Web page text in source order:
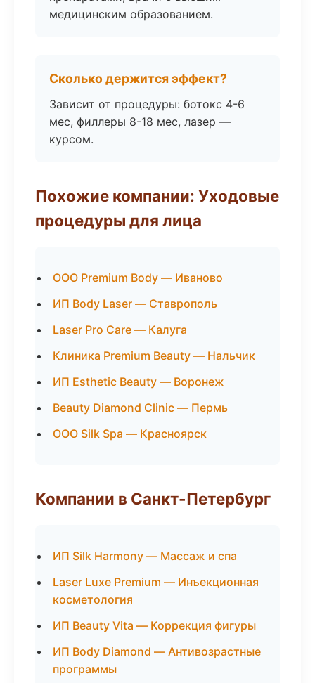
медицинским образованием.
Сколько держится эффект?
Зависит от процедуры: ботокс 4-6
мес, филлеры 8-18 мес, лазер —
курсом.
Похожие компании: Уходовые
процедуры для лица
ООО Premium Body — Иваново
ИП Body Laser — Ставрополь
Laser Pro Care — Калуга
Клиника Premium Beauty — Нальчик
ИП Esthetic Beauty — Воронеж
Beauty Diamond Clinic — Пермь
ООО Silk Spa — Красноярск
Компании в Санкт-Петербург
ИП Silk Harmony — Массаж и спа
Laser Luxe Premium — Инъекционная
косметология
ИП Beauty Vita — Коррекция фигуры
ИП Body Diamond — Антивозрастные
программы